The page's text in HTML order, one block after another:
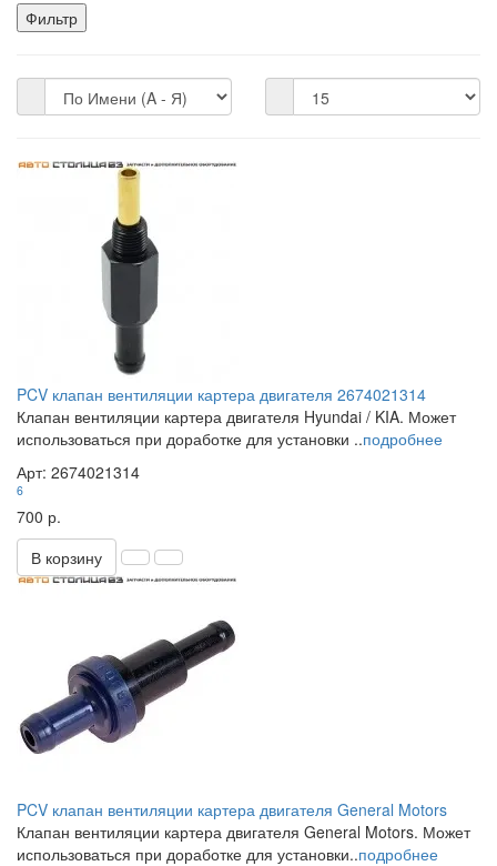
Фильтр
PCV клапан вентиляции картера двигателя 2674021314
Клапан вентиляции картера двигателя Hyundai / KIA. Может
использоваться при доработке для установки ..подробнее
Арт: 2674021314
6
700 р.
В корзину
PCV клапан вентиляции картера двигателя General Motors
Клапан вентиляции картера двигателя General Motors. Может
использоваться при доработке для установки..подробнее